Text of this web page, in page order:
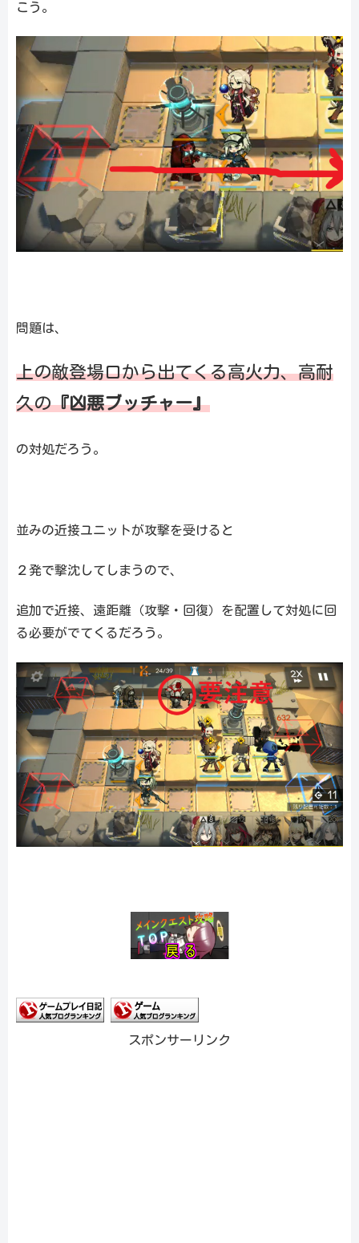
こう。
問題は、
上の敵登場口から出てくる高火力、高耐
久の『凶悪ブッチャー』
の対処だろう。
並みの近接ユニットが攻撃を受けると
２発で撃沈してしまうので、
追加で近接、遠距離（攻撃・回復）を配置して対処に回
る必要がでてくるだろう。
スポンサーリンク